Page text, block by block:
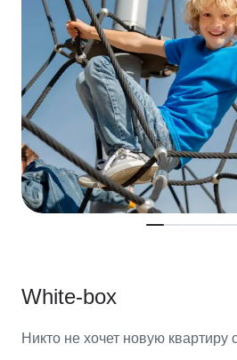
White-box
Никто не хочет новую